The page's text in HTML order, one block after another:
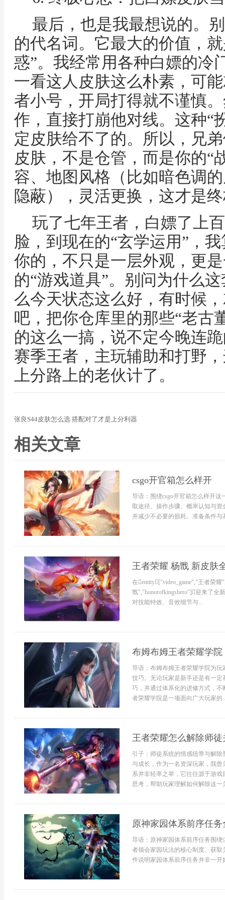
最后，也是我最想说的。
的代名词。它最大的价值，
惑”。我经常用各种白嫖的冷
一看这人皮肤这么朴素，可
者小号，开局打得就不谨慎
作，直接打崩他对线。这种“
定皮肤给不了的。所以，兄
皮肤，不是仓管，而是你的“
容、地图风格（比如暗色调
隐蔽），灵活更换，这才是
玩了七年王者，白嫖了上
脸，到现在的“玄学运用”，
你的，不只是一层外观，更
的“游戏道具”。别问为什么
么今天状态这么好，有时候
吧，把你仓库里的那些“老古
的这么一搞，说不定今晚连
赛季王者，主玩辅助和打野
上分路上的老伙计了。
张良S44皮肤怎么选 搭配对了才是上分利器
相关文章
csgo开官箱怎么样开
导语：围绕csgo开官箱怎么样开
取途径、操作步骤、概率认知与
并减少不必要的损耗。准备条件与
王者荣耀 杨戬 新皮肤
在entity["video_game","王者荣耀
戬","honorofkingshero"]迎来了全
对技能特效、音效细节与...
布姆布姆王者荣耀学
导语：布姆布姆王者荣耀学院为
技巧。无论玩家是新手还是有一
巧，并通过体系化的进修方式，
者荣耀学院是一项面向广大玩家的
王者荣耀怎么解除师
引子：师徒系统的情感纽带与解
与成长，作为一名资深玩家，我
系并非轻率之举，它往往源于游
思考，帮助玩家理解如何解除这
原神家园体系前序任
导语：原神家园体系前序任务围
者领会家园玩法的核心制度、获
件说明家园体系前序任务并非一